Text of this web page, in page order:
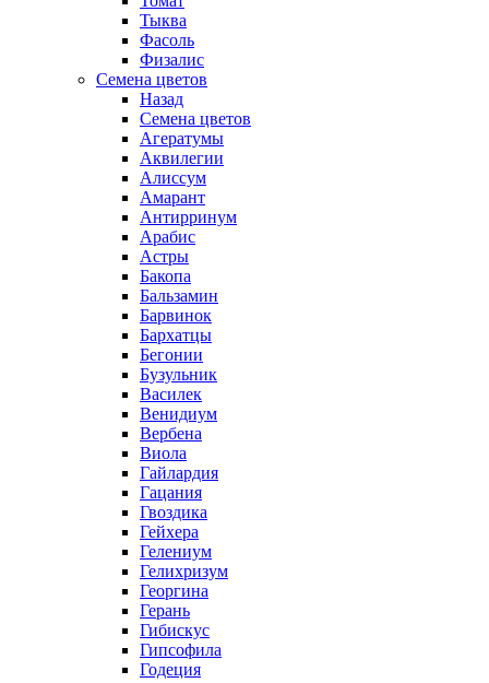
Тыква
Фасоль
Физалис
Семена цветов
Назад
Семена цветов
Агератумы
Аквилегии
Алиссум
Амарант
Антирринум
Арабис
Астры
Бакопа
Бальзамин
Барвинок
Бархатцы
Бегонии
Бузульник
Василек
Венидиум
Вербена
Виола
Гайлардия
Гацания
Гвоздика
Гейхера
Гелениум
Гелихризум
Георгина
Герань
Гибискус
Гипсофила
Годеция